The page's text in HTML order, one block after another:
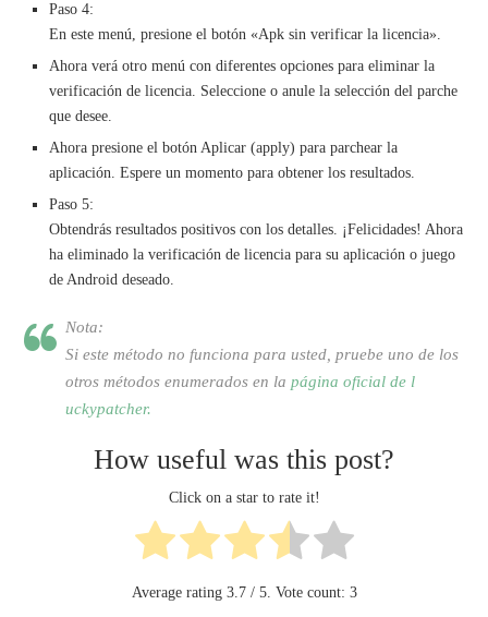
Paso 4:
En este menú, presione el botón «Apk sin verificar la licencia».
Ahora verá otro menú con diferentes opciones para eliminar la
verificación de licencia. Seleccione o anule la selección del parche
que desee.
Ahora presione el botón Aplicar (apply) para parchear la
aplicación. Espere un momento para obtener los resultados.
Paso 5:
Obtendrás resultados positivos con los detalles. ¡Felicidades! Ahora
ha eliminado la verificación de licencia para su aplicación o juego
de Android deseado.
Nota:
Si este método no funciona para usted, pruebe uno de los
otros métodos enumerados en la página oficial de l
uckypatcher.
How useful was this post?
Click on a star to rate it!
Average rating 3.7/ 5. Vote count: 3